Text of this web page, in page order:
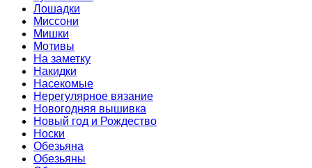
Лошадки
Миссони
Мишки
Мотивы
На заметку
Накидки
Насекомые
Нерегулярное вязание
Новогодняя вышивка
Новый год и Рождество
Носки
Обезьяна
Обезьяны